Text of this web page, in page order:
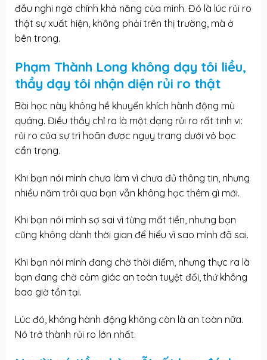
đầu nghi ngờ chính khả năng của mình. Đó là lúc rủi ro
thật sự xuất hiện, không phải trên thị trường, mà ở
bên trong.
Phạm Thành Long không dạy tôi liều,
thầy dạy tôi nhận diện rủi ro thật
Bài học này không hề khuyến khích hành động mù
quáng. Điều thầy chỉ ra là một dạng rủi ro rất tinh vi:
rủi ro của sự trì hoãn được ngụy trang dưới vỏ bọc
cẩn trọng.
Khi bạn nói mình chưa làm vì chưa đủ thông tin, nhưng
nhiều năm trôi qua bạn vẫn không học thêm gì mới.
Khi bạn nói mình sợ sai vì từng mất tiền, nhưng bạn
cũng không dành thời gian để hiểu vì sao mình đã sai.
Khi bạn nói mình đang chờ thời điểm, nhưng thực ra là
bạn đang chờ cảm giác an toàn tuyệt đối, thứ không
bao giờ tồn tại.
Lúc đó, không hành động không còn là an toàn nữa.
Nó trở thành rủi ro lớn nhất.